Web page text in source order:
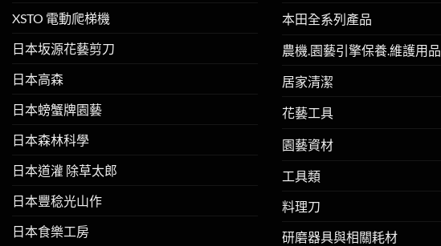
XSTO 電動爬梯機
日本坂源花藝剪刀
日本高森
日本螃蟹牌園藝
日本森林科學
日本道灌 除草太郎
日本豐稔光山作
日本食樂工房
本田全系列產品
農機.園藝引擎保養.維護用品
居家清潔
花藝工具
園藝資材
工具類
料理刀
研磨器具與相關耗材